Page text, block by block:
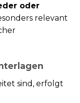
oder
relevant
sind, erfolgt